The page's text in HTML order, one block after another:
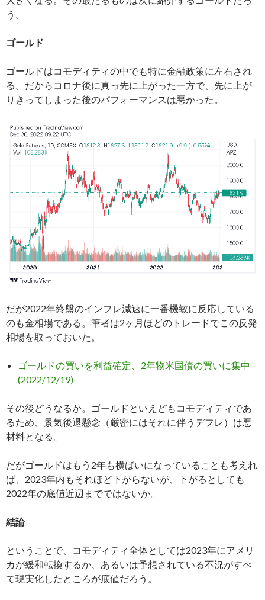
う。
ゴールド
ゴールドはコモディティの中でも特に金融政策に左右され
る。だからコロナ後に真っ先に上がった一方で、先に上が
りきってしまった後のパフォーマンスは悪かった。
だが2022年終盤のインフレ減速に一番機敏に反応している
のも金相場である。筆者は2ヶ月ほどのトレードでこの反発
相場を取っておいた。
ゴールドの買いを利益確定、2年物米国債の買いに集中
(2022/12/19)
その後どうなるか。ゴールドといえどもコモディティであ
るため、景気後退懸念（厳密にはそれに伴うデフレ）は悪
材料となる。
だがゴールドはもう2年も横ばいになっていることも考えれ
ば、2023年内もそれほど下がらないが、下がるとしても
2022年の底値近辺までではないか。
結論
ということで、コモディティ全体としては2023年にアメリ
カが緩和転換するか、あるいは予想されている不況がすべ
て現実化したところが底値だろう。